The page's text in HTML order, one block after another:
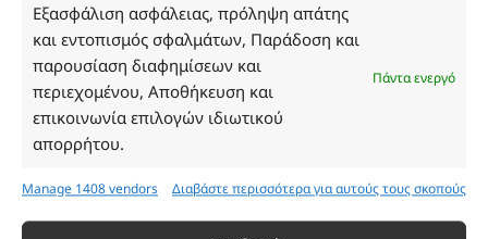
Εξασφάλιση ασφάλειας, πρόληψη απάτης
και εντοπισμός σφαλμάτων, Παράδοση και
παρουσίαση διαφημίσεων και
περιεχομένου, Αποθήκευση και
επικοινωνία επιλογών ιδιωτικού
απορρήτου.
Πάντα ενεργό
Manage 1408 vendors Διαβάστε περισσότερα για αυτούς τους σκοπούς
Τρίτη: 08:30–16:30
Τετάρτη: 08:30–16:30
Πέμπτη: 08:30–16:30
Παρασκευή: 08:30–16:30
Σάββατο - Κυριακή: Κλειστά
Πληροφορίες